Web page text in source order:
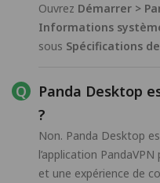
Ouvrez Démarrer >
Informations
sous Spécifications
Panda Desktop
?
Non. Panda Desktop
l’application
et une expérience de